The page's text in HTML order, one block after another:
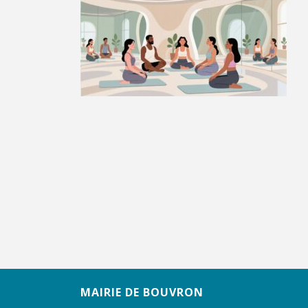
MAIRIE DE BOUVRON